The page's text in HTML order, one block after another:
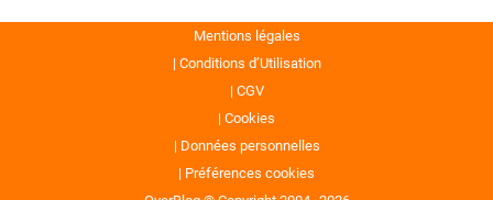
Mentions légales
Conditions d’Utilisation
CGV
Cookies
Données personnelles
Préférences cookies